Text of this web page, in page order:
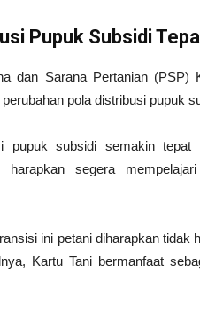
Pupuk Subsidi
dan Sarana Pertanian (PSP)
pola distribusi pupuk
pupuk subsidi semakin
harapkan segera
ini petani diharapkan tidak
Kartu Tani bermanfaat